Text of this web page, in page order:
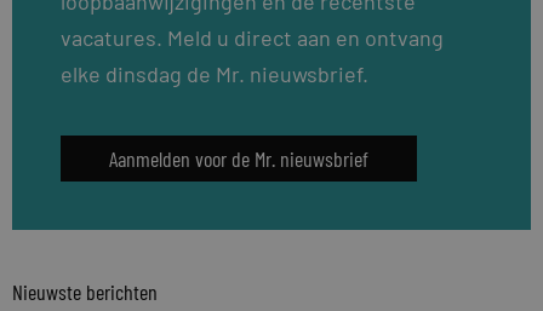
vacatures. Meld u direct aan en ontvang
elke dinsdag de Mr. nieuwsbrief.
Aanmelden voor de Mr. nieuwsbrief
Nieuwste berichten